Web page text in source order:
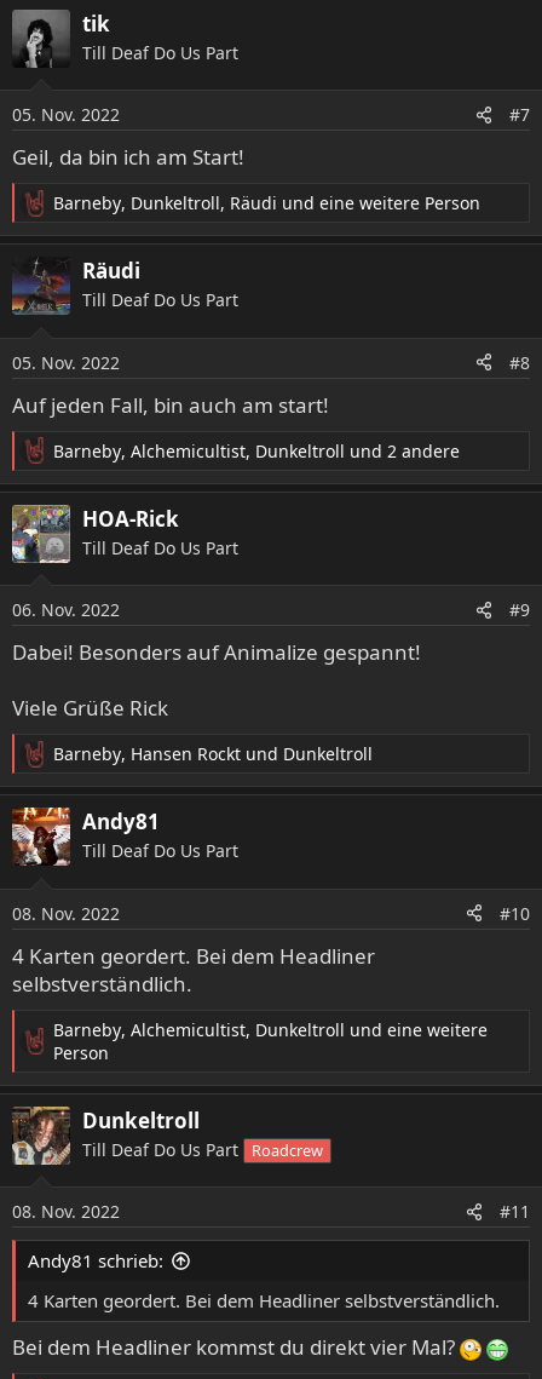
a
k
t
n
e
n
tik
Till Deaf Do Us Part
05. Nov. 2022 #7
Geil, da bin ich am Start!
R
e
k
t
n
e
n
Barneby, Dunkeltroll, Räudi und eine weitere Person
Räudi
Till Deaf Do Us Part
05. Nov. 2022 #8
Auf jeden Fall, bin auch am start!
R
e
a
k
t
n
e
n
Barneby, Alchemicultist, Dunkeltroll und 2 andere
HOA-Rick
Till Deaf Do Us Part
06. Nov. 2022 #9
Dabei! Besonders auf Animalize gespannt!
Viele Grüße Rick
R
e
a
k
t
n
e
n
:
Barneby, Hansen Rockt und Dunkeltroll
Andy81
Till Deaf Do Us Part
08. Nov. 2022 #10
4 Karten geordert. Bei dem Headliner
selbstverständlich.
R
a
k
t
i
o
n
e
n
Barneby, Alchemicultist, Dunkeltroll und eine weitere
Person
Dunkeltroll
Till Deaf Do Us Part Roadcrew
08. Nov. 2022 #11
Andy81 schrieb:
4 Karten geordert. Bei dem Headliner selbstverständlich.
Bei dem Headliner kommst du direkt vier Mal?